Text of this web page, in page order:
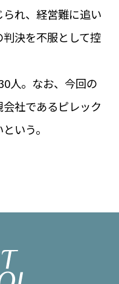
れ、経営難に追い
決を不服として控
人。なお、今回の
社であるピレック
いう。